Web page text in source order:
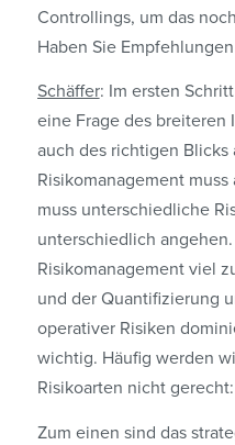
Controllings, um das
Haben Sie
Schäffer: Im ersten
eine Frage des breiteren
auch des richtigen Blicks
Risikomanagement
muss unterschiedliche
unterschiedlich
Risikomanagement viel
und der Quantifizierung
operativer Risiken
wichtig. Häufig werden
Risiko­arten nicht gerecht:
Zum einen sind das